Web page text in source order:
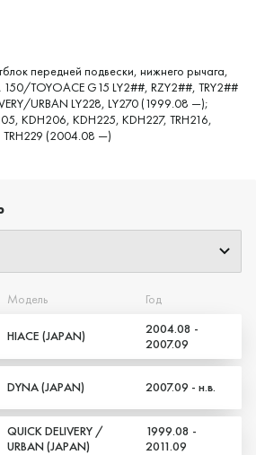
передней подвески, нижнего рычага,
TOYOACE G15 LY2##, RZY2##, TRY2##
URBAN LY228, LY270 (1999.08 —);
KDH206, KDH225, KDH227, TRH216,
TRH229 (2004.08 —)
Модель Год
HIACE (JAPAN)
2004.08 -
2007.09
DYNA (JAPAN) 2007.09 - н.в.
QUICK DELIVERY /
URBAN (JAPAN)
1999.08 -
2011.09